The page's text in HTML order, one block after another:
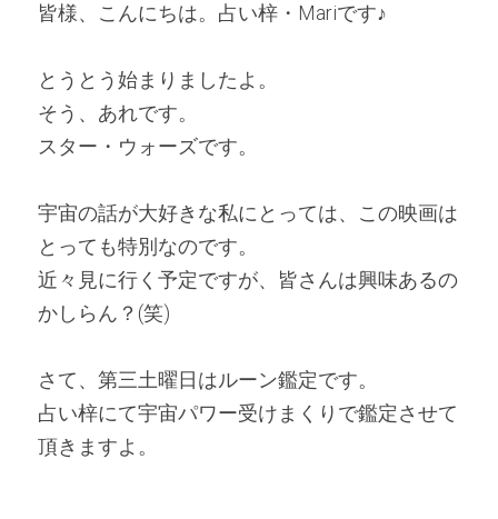
皆様、こんにちは。占い梓・Mariです♪
とうとう始まりましたよ。
そう、あれです。
スター・ウォーズです。
宇宙の話が大好きな私にとっては、この映画は
とっても特別なのです。
近々見に行く予定ですが、皆さんは興味あるの
かしらん？(笑)
さて、第三土曜日はルーン鑑定です。
占い梓にて宇宙パワー受けまくりで鑑定させて
頂きますよ。